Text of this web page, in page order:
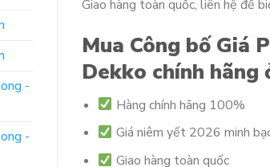
-
-
Giao hàng toàn quốc, liên hệ để
Mua Công bố Giá
Dekko chính hãng
Hàng chính hãng 100%
Giá niêm yết 2026 minh
Giao hàng toàn quốc